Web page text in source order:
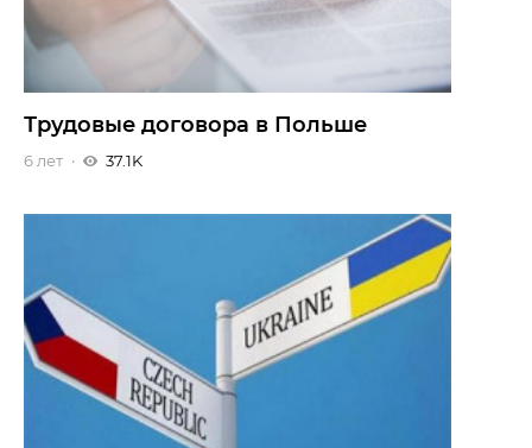
Трудовые договора в Польше
6 лет 37.1K